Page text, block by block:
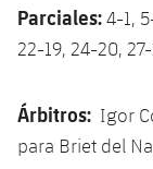
Parciales:4-1,
22-19, 24-20,
Árbitros: Igor
para Briet del